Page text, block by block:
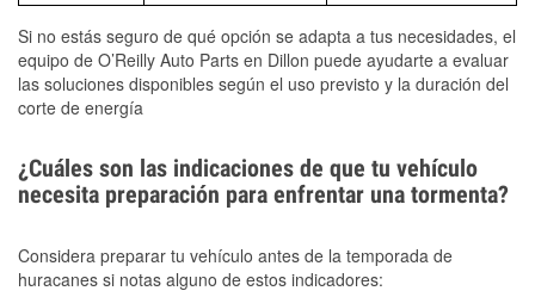
Si no estás seguro de qué opción se adapta a tus necesidades, el
equipo de O’Reilly Auto Parts en Dillon puede ayudarte a evaluar
las soluciones disponibles según el uso previsto y la duración del
corte de energía
¿Cuáles son las indicaciones de que tu vehículo
necesita preparación para enfrentar una tormenta?
Considera preparar tu vehículo antes de la temporada de
huracanes si notas alguno de estos indicadores: